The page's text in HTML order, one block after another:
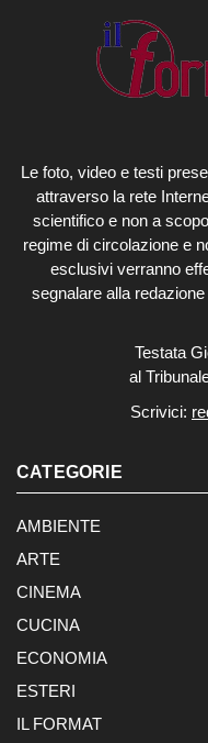
Le foto, video e testi
attraverso la rete
scientifico e non a
regime di circolazione e
esclusivi verranno
segnalare alla
Testata
al
Scrivici:
CATEGORIE
AMBIENTE
ARTE
CINEMA
CUCINA
ECONOMIA
ESTERI
IL FORMAT